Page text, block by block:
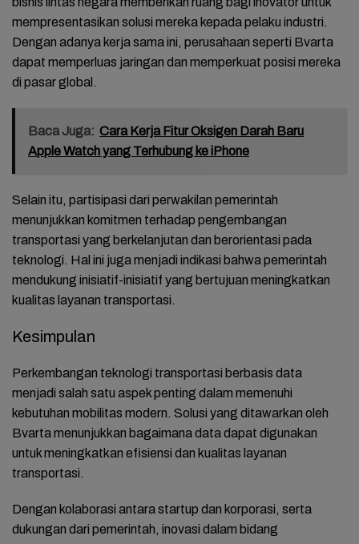
mempresentasikan solusi mereka kepada pelaku industri.
Dengan adanya kerja sama ini, perusahaan seperti Bvarta
dapat memperluas jaringan dan memperkuat posisi mereka
di pasar global.
Baca Juga: Cara Kerja Fitur Oksigen Darah Baru
Apple Watch yang Terhubung ke iPhone
Selain itu, partisipasi dari perwakilan pemerintah
menunjukkan komitmen terhadap pengembangan
transportasi yang berkelanjutan dan berorientasi pada
teknologi. Hal ini juga menjadi indikasi bahwa pemerintah
mendukung inisiatif-inisiatif yang bertujuan meningkatkan
kualitas layanan transportasi.
Kesimpulan
Perkembangan teknologi transportasi berbasis data
menjadi salah satu aspek penting dalam memenuhi
kebutuhan mobilitas modern. Solusi yang ditawarkan oleh
Bvarta menunjukkan bagaimana data dapat digunakan
untuk meningkatkan efisiensi dan kualitas layanan
transportasi.
Dengan kolaborasi antara startup dan korporasi, serta
dukungan dari pemerintah, inovasi dalam bidang